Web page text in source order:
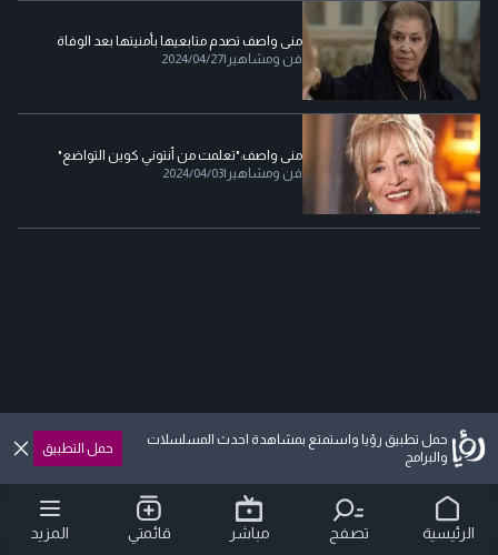
منى واصف تصدم متابعيها بأمنيتها بعد الوفاة
فن ومشاهير |
2024/04/27
منى واصف:"تعلمت من أنتوني كوين التواضع"
فن ومشاهير |
2024/04/03
حمل تطبيق رؤيا واستمتع بمشاهدة احدث المسلسلات
والبرامج
حمل التطبيق
الرئيسية تصفح مباشر قائمتي المزيد